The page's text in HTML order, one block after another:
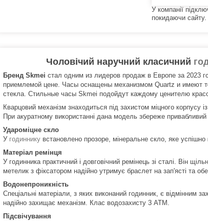
У компанії
покидаючи сайту.
Чоловічий наручний класичний
Бренд Skmei стал одним из лидеров продаж в Европе за 2023
приемлемой цене. Часы оснащены механизмом Quartz и имеют
стекла. Стильные часы Skmei подойдут каждому ценителю
Кварцовий механізм знаходиться під захистом міцного корпусу
При акуратному використанні дана модель збереже привабливий
Удароміцне скло
У годиннику встановлено прозоре, мінеральне скло, яке успішно
Матеріал ремінця
У годинника практичний і довговічний ремінець зі сталі. Він
метелик з фіксатором надійно утримує браслет на зап'ясті та
Водонепроникність
Спеціальні матеріали, з яких виконаний годинник, є відмінним
надійно захищає механізм. Клас водозахисту 3 АТМ.
Підсвічування